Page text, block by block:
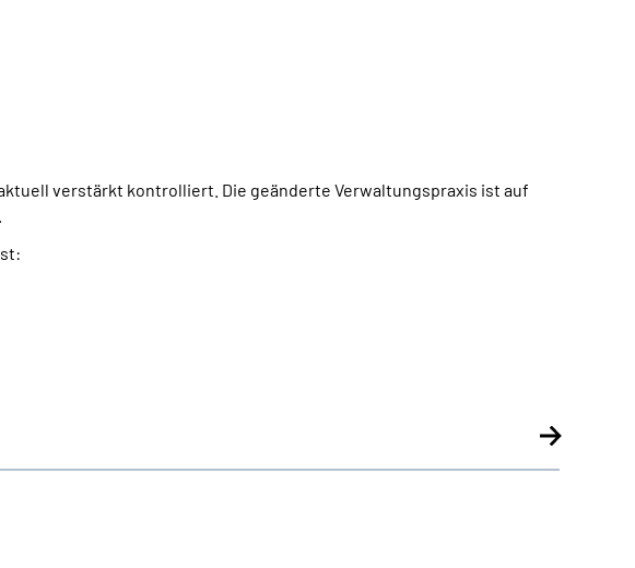
verstärkt kontrolliert. Die geänderte Verwaltungspraxis ist auf